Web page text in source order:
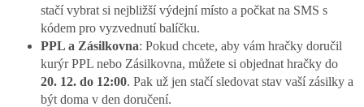
stačí vybrat si nejbližší výdejní místo a počkat na SMS s
kódem pro vyzvednutí balíčku.
PPL a Zásilkovna: Pokud chcete, aby vám hračky doručil
kurýr PPL nebo Zásilkovna, můžete si objednat hračky do
20. 12. do 12:00. Pak už jen stačí sledovat stav vaší zásilky a
být doma v den doručení.